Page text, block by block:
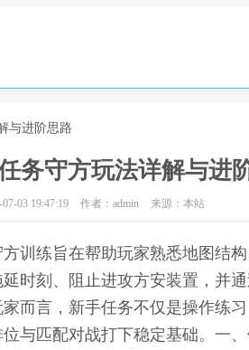
与进阶思路
务守方玩法详解与进
03 19:47:19 作者：admin 来源：本站
训练旨在帮助玩家熟悉地图结
时刻、阻止进攻方安装置，并
而言，新手任务不仅是操作练
与匹配对战打下稳定基础。一